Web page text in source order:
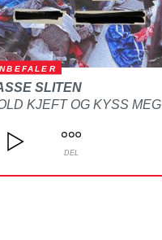
SLITEN
KJEFT OG KYSS MEG
DEL